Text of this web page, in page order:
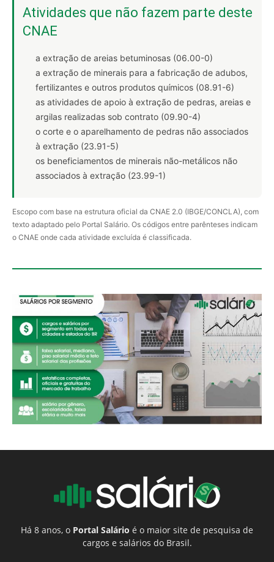
Atividades que não fazem parte deste
CNAE
a extração de areias betuminosas (06.00-0)
a extração de minerais para a fabricação de adubos,
fertilizantes e outros produtos químicos (08.91-6)
as atividades de apoio à extração de pedras, areias e
argilas realizadas sob contrato (09.90-4)
o corte e o aparelhamento de pedras não associados
à extração (23.91-5)
os beneficiamentos de minerais não-metálicos não
associados à extração (23.99-1)
Escopo com base na estrutura oficial da CNAE 2.0 (IBGE/CONCLA), com
texto adaptado pelo Portal Salário. Os códigos entre parênteses indicam
o CNAE onde cada atividade excluída é classificada.
Há 8 anos, o Portal Salário é o maior site de pesquisa de
cargos e salários do Brasil.